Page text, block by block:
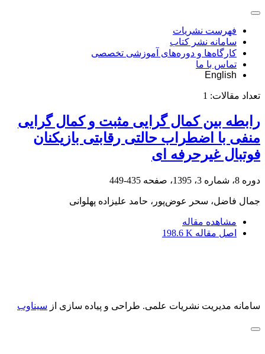
فهرست نشریات
سامانه نشر کتاب
کارگاه‌ها و دوره‌های آموزشی تخصصی
تماس با ما
English
تعداد مقالات: 1
رابطه بین کمال گرایی مثبت و کمال گرایی
منفی با اضطراب حالتی رقابتی بازیکنان
فوتبال غیرحرفه ای
دوره 8، شماره 3، 1395، صفحه 435-449
جمال فاضل، سحر عوض‌پور، حامد علیزاده پهلوانی
مشاهده مقاله
اصل مقاله 198.6 K
سامانه مدیریت نشریات علمی. طراحی و پیاده سازی از سیناوب